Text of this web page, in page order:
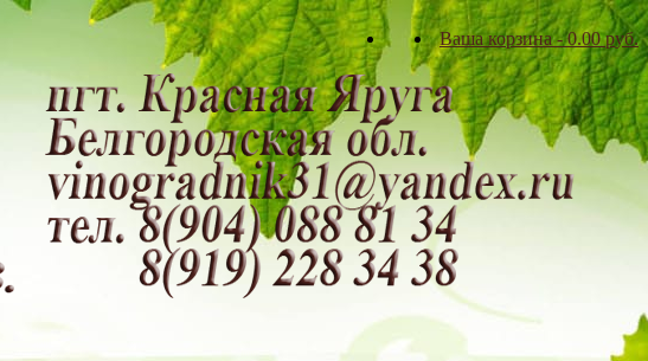
Ваша корзина- 0.00руб.